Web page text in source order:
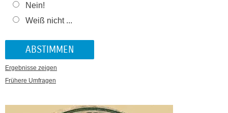
Nein!
Weiß nicht ...
Ergebnisse zeigen
Frühere Umfragen